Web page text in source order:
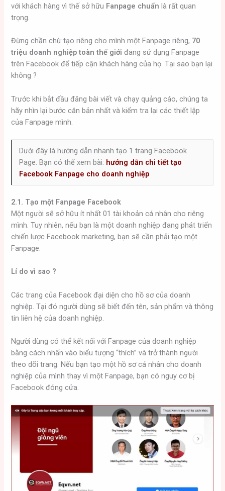
với khách hàng vì thế sở hữu Fanpage chuẩn là rất quan
trọng.
Đừng chần chừ tạo riêng cho mình một Fanpage riêng, 70
triệu doanh nghiệp toàn thế giới đang sử dụng Fanpage
trên Facebook để tiếp cận khách hàng của họ. Tại sao bạn lại
không ?
Trước khi bắt đầu đăng bài viết và chạy quảng cáo, chúng ta
hãy nhìn lại bước căn bản nhất và kiểm tra lại các thiết lập
của Fanpage mình.
Dưới đây là hướng dẫn nhanh tạo 1 trang Facebook
Page. Bạn có thể xem bài: hướng dẫn chi tiết tạo
Facebook Fanpage cho doanh nghiệp
2.1. Tạo một Fanpage Facebook
Một người sẽ sở hữu ít nhất 01 tài khoản cá nhân cho riêng
mình. Tuy nhiên, nếu bạn là một doanh nghiệp đang phát triển
chiến lược Facebook marketing, bạn sẽ cần phải tạo một
Fanpage.
Lí do vì sao ?
Các trang của Facebook đại diện cho hồ sơ của doanh
nghiệp. Tại đó người dùng sẽ biết đến tên, sản phẩm và thông
tin liên hệ của doanh nghiệp.
Người dùng có thể kết nối với Fanpage của doanh nghiệp
bằng cách nhấn vào biểu tượng “thích” và trở thành người
theo dõi trang. Nếu bạn tạo một hồ sơ cá nhân cho doanh
nghiệp của mình thay vì một Fanpage, bạn có nguy cơ bị
Facebook đóng cửa.